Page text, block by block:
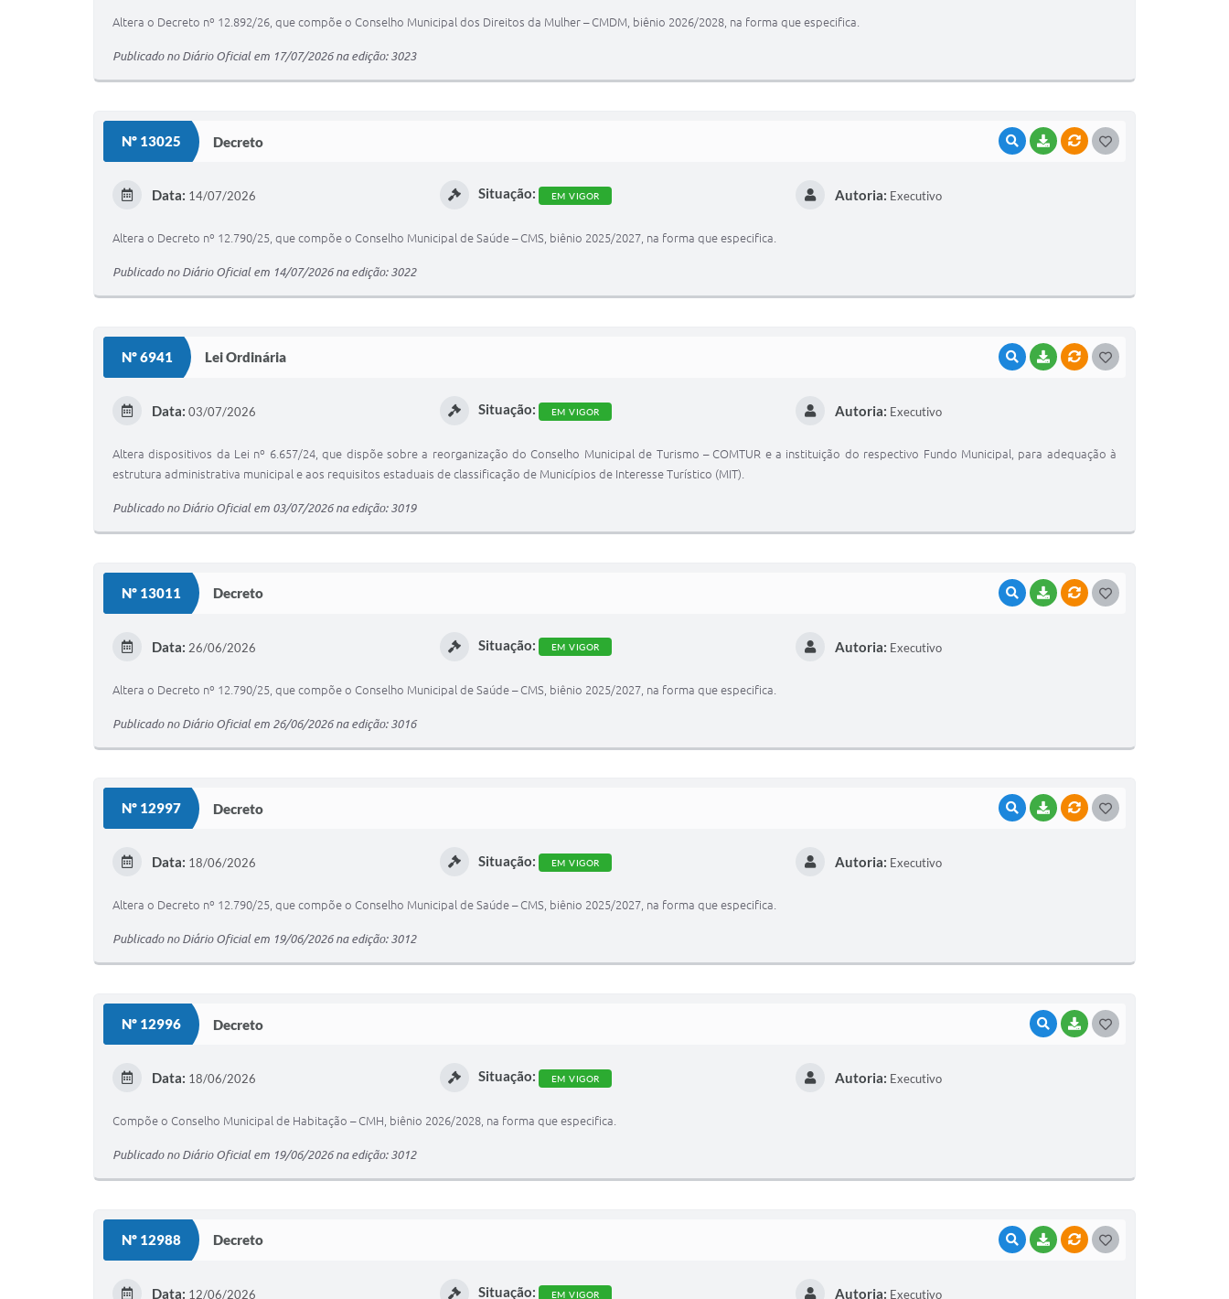
Altera o Decreto nº 12.892/26, que compõe o Conselho Municipal dos Direitos da Mulher – CMDM, biênio 2026/2028, na forma que especifica.
Publicado no Diário Oficial em 17/07/2026 na edição: 3023
Nº 13025 Decreto VISUALIZAR
BAIXARVÍNCULOS
Data: 14/07/2026 Situação: EM VIGOR Autoria: Executivo
Altera o Decreto nº 12.790/25, que compõe o Conselho Municipal de Saúde – CMS, biênio 2025/2027, na forma que especifica.
Publicado no Diário Oficial em 14/07/2026 na edição: 3022
Nº 6941 Lei Ordinária VISUALIZAR
BAIXARVÍNCULOS
Data: 03/07/2026 Situação: EM VIGOR Autoria: Executivo
Altera dispositivos da Lei nº 6.657/24, que dispõe sobre a reorganização do Conselho Municipal de Turismo – COMTUR e a instituição do respectivo Fundo Municipal, para adequação à
estrutura administrativa municipal e aos requisitos estaduais de classificação de Municípios de Interesse Turístico (MIT).
Publicado no Diário Oficial em 03/07/2026 na edição: 3019
Nº 13011 Decreto VISUALIZAR
BAIXARVÍNCULOS
Data: 26/06/2026 Situação: EM VIGOR Autoria: Executivo
Altera o Decreto nº 12.790/25, que compõe o Conselho Municipal de Saúde – CMS, biênio 2025/2027, na forma que especifica.
Publicado no Diário Oficial em 26/06/2026 na edição: 3016
Nº 12997 Decreto VISUALIZAR
BAIXARVÍNCULOS
Data: 18/06/2026 Situação: EM VIGOR Autoria: Executivo
Altera o Decreto nº 12.790/25, que compõe o Conselho Municipal de Saúde – CMS, biênio 2025/2027, na forma que especifica.
Publicado no Diário Oficial em 19/06/2026 na edição: 3012
Nº 12996 Decreto VISUALIZAR
BAIXAR
Data: 18/06/2026 Situação: EM VIGOR Autoria: Executivo
Compõe o Conselho Municipal de Habitação – CMH, biênio 2026/2028, na forma que especifica.
Publicado no Diário Oficial em 19/06/2026 na edição: 3012
Nº 12988 Decreto VISUALIZAR
BAIXARVÍNCULOS
Data: 12/06/2026 Situação: EM VIGOR Autoria: Executivo